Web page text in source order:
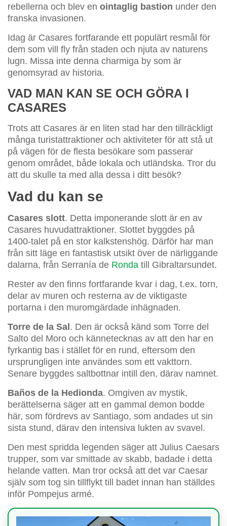
rebellerna och blev en ointaglig bastion under den
franska invasionen.
Idag är Casares fortfarande ett populärt resmål för
dem som vill fly från staden och njuta av naturens
lugn. Missa inte denna charmiga by som är
genomsyrad av historia.
VAD MAN KAN SE OCH GÖRA I
CASARES
Trots att Casares är en liten stad har den tillräckligt
många turistattraktioner och aktiviteter för att stå ut
på vägen för de flesta besökare som passerar
genom området, både lokala och utländska. Tror du
att du skulle ta med alla dessa i ditt besök?
Vad du kan se
Casares slott. Detta imponerande slott är en av
Casares huvudattraktioner. Slottet byggdes på
1400-talet på en stor kalkstenshög. Därför har man
från sitt läge en fantastisk utsikt över de närliggande
dalarna, från Serranía de Ronda till Gibraltarsundet.
Rester av den finns fortfarande kvar i dag, t.ex. torn,
delar av muren och resterna av de viktigaste
portarna i den muromgärdade inhägnaden.
Torre de la Sal . Den är också känd som Torre del
Salto del Moro och kännetecknas av att den har en
fyrkantig bas i stället för en rund, eftersom den
ursprungligen inte användes som ett vakttorn.
Senare byggdes saltbottnar intill den, därav namnet.
Baños de la Hedionda. Omgiven av mystik,
berättelserna säger att en gammal demon bodde
här, som fördrevs av Santiago, som andades ut sin
sista stund, därav den intensiva lukten av svavel.
Den mest spridda legenden säger att Julius Caesars
trupper, som var smittade av skabb, badade i detta
helande vatten. Man tror också att det var Caesar
själv som tog sin tillflykt till badet innan han ställdes
inför Pompejus armé.